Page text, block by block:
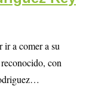
ir a comer a su
con